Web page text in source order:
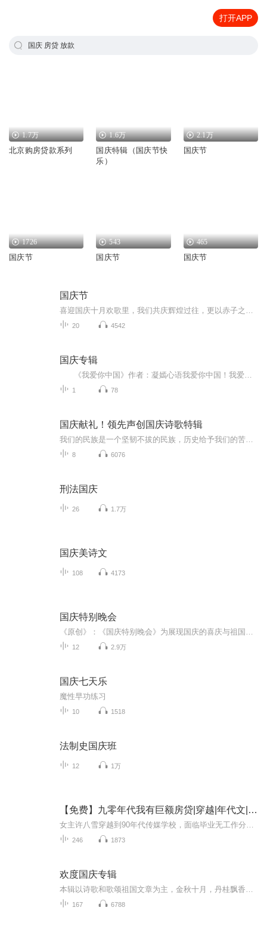
打开APP
国庆 房贷 放款
1.7万
北京购房贷款系列
1.6万
国庆特辑（国庆节快
乐）
2.1万
国庆节
1726
国庆节
543
国庆节
465
国庆节
国庆节
20 4542
国庆专辑
1 78
国庆献礼！领先声创国庆诗歌特辑
8 6076
刑法国庆
26 1.7万
国庆美诗文
108 4173
国庆特别晚会
12 2.9万
国庆七天乐
魔性早功练习
10 1518
法制史国庆班
12 1万
【免费】九零年代我有巨额房贷|穿越|年代文|娱乐圈
246 1873
欢度国庆专辑
167 6788